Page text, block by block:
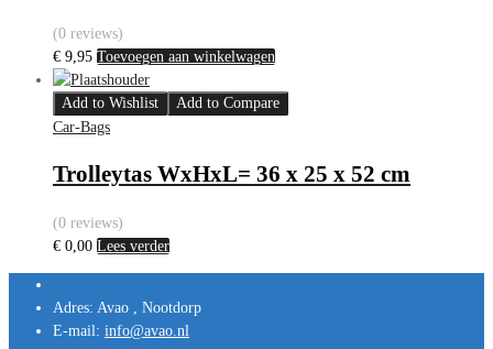
(0 reviews)
€ 9,95 Toevoegen aan winkelwagen
Add to Wishlist
Add to Compare
Car-Bags
Trolleytas WxHxL= 36 x 25 x 52 cm
(0 reviews)
€ 0,00 Lees verder
Adres: Avao , Nootdorp
E-mail: info@avao.nl